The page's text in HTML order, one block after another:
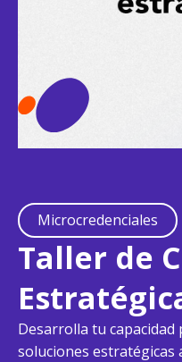
Microcredenciales
Taller de
Desarrolla tu
soluciones estratégicas